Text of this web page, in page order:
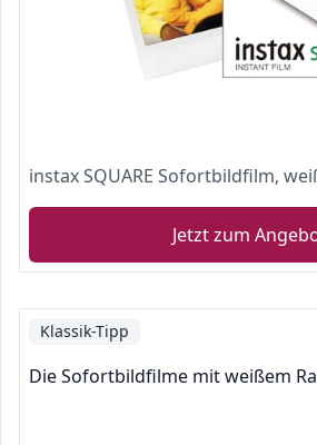
Jetzt zum
Klassik-Tipp
Die Sofortbildfilme mit weißem